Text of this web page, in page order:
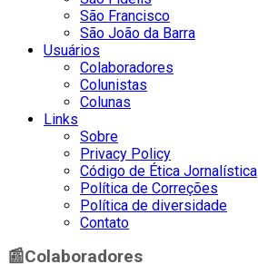
São Francisco
São João da Barra
Usuários
Colaboradores
Colunistas
Colunas
Links
Sobre
Privacy Policy
Código de Ética Jornalística
Política de Correções
Política de diversidade
Contato
📰Colaboradores